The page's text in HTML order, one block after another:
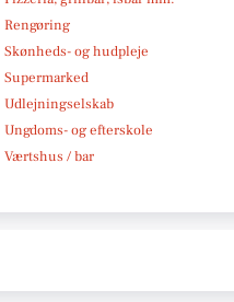
Rengøring
Skønheds- og hudpleje
Supermarked
Udlejningselskab
Ungdoms- og efterskole
Værtshus / bar